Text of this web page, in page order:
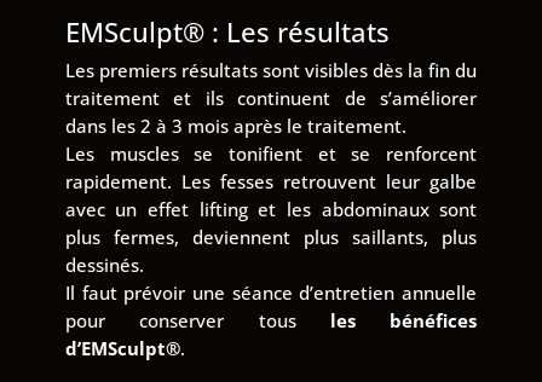
EMSculpt® : Les résultats
Les premiers résultats sont visibles dès la fin du
traitement et ils continuent de s’améliorer
dans les 2 à 3 mois après le traitement.
Les muscles se tonifient et se renforcent
rapidement. Les fesses retrouvent leur galbe
avec un effet lifting et les abdominaux sont
plus fermes, deviennent plus saillants, plus
dessinés.
Il faut prévoir une séance d’entretien annuelle
pour conserver tous les bénéfices
d’EMSculpt®.